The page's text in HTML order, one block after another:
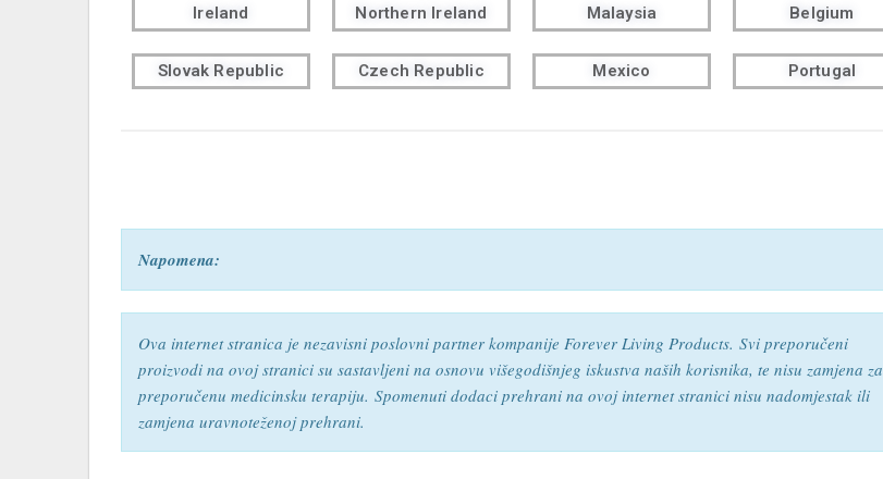
Ireland
Slovak Republic
Northern Ireland
Czech Republic
Malaysia
Mexico
Belgium
Portugal
Napomena:
Ova internet stranica je nezavisni poslovni partner kompanije Forever Living Products. Svi preporučeni
proizvodi na ovoj stranici su sastavljeni na osnovu višegodišnjeg iskustva naših korisnika, te nisu zamjena za
preporučenu medicinsku terapiju. Spomenuti dodaci prehrani na ovoj internet stranici nisu nadomjestak ili
zamjena uravnoteženoj prehrani.